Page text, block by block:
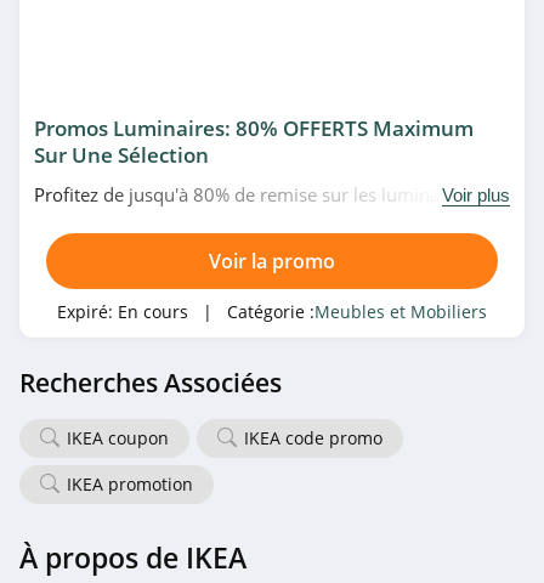
Promos Luminaires: 80% OFFERTS Maximum
Sur Une Sélection
Profitez de jusqu'à 80% de remise sur les luminaires en
Voir plus
Voir la promo
Expiré: En cours | Catégorie :Meubles et Mobiliers
Recherches Associées
IKEA coupon
IKEA code promo
IKEA promotion
À propos de IKEA